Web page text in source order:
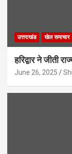
उत्तराखंड खेल समाचार
हरिद्वार ने जीती
June 26, 2025